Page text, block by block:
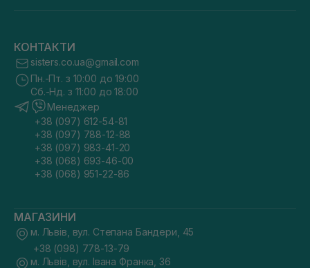
КОНТАКТИ
sisters.co.ua@gmail.com
Пн.-Пт. з 10:00 до 19:00
Сб.-Нд. з 11:00 до 18:00
Менеджер
+38 (097) 612-54-81
+38 (097) 788-12-88
+38 (097) 983-41-20
+38 (068) 693-46-00
+38 (068) 951-22-86
МАГАЗИНИ
м. Львів, вул. Степана Бандери, 45
+38 (098) 778-13-79
м. Львів, вул. Івана Франка, 36